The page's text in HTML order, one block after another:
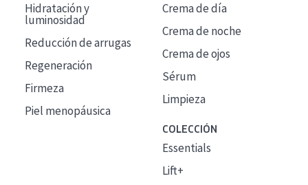
Hidratación y
luminosidad
Reducción de arrugas
Regeneración
Firmeza
Piel menopáusica
Crema de día
Crema de noche
Crema de ojos
Sérum
Limpieza
COLECCIÓN
Essentials
Lift+